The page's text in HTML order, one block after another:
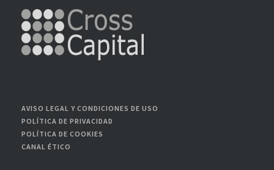
AVISO LEGAL Y CONDICIONES DE USO
POLÍTICA DE PRIVACIDAD
POLÍTICA DE COOKIES
CANAL ÉTICO